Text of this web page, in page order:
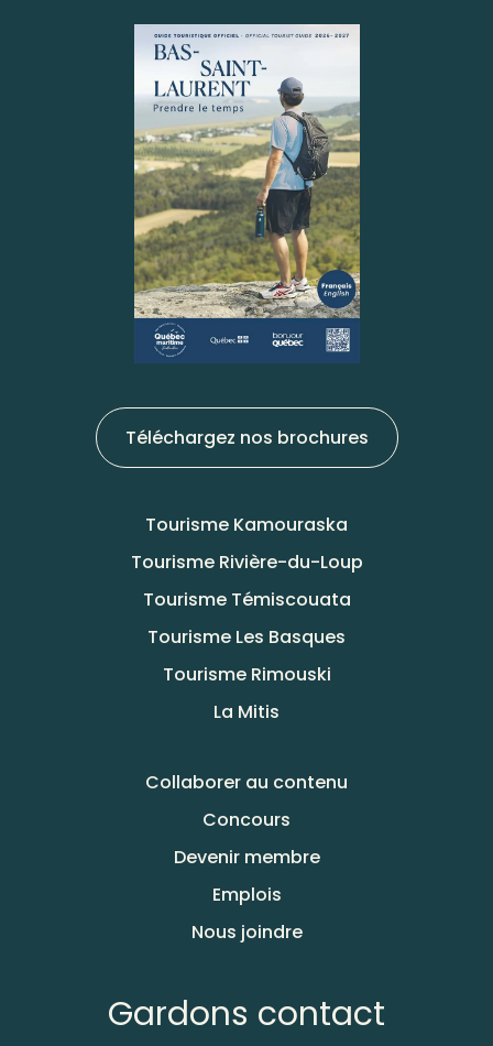
Téléchargez nos brochures
Tourisme Kamouraska
Tourisme Rivière-du-Loup
Tourisme Témiscouata
Tourisme Les Basques
Tourisme Rimouski
La Mitis
Collaborer au contenu
Concours
Devenir membre
Emplois
Nous joindre
Gardons contact